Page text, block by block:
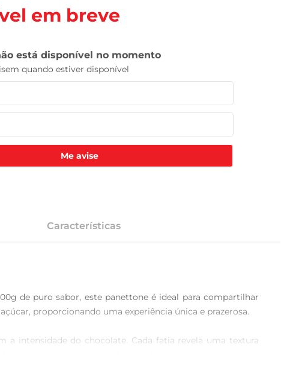
em breve
Me avise
Características
de puro sabor, este panettone é ideal para compartilhar
proporcionando uma experiência única e prazerosa.
a intensidade do chocolate. Cada fatia revela uma textura